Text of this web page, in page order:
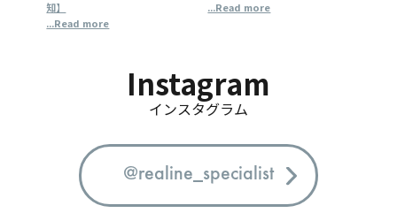
Instagram
インスタグラム
@realine_specialist